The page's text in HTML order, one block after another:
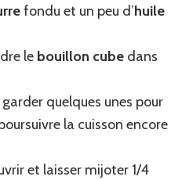
fondu et un peu d’huile
le bouillon cube dans
garder quelques unes pour
la cuisson encore
et laisser mijoter 1/4